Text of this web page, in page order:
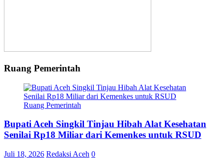
Ruang Pemerintah
Ruang Pemerintah
Bupati Aceh Singkil Tinjau Hibah Alat Kesehatan
Senilai Rp18 Miliar dari Kemenkes untuk RSUD
Juli 18, 2026 Redaksi Aceh 0